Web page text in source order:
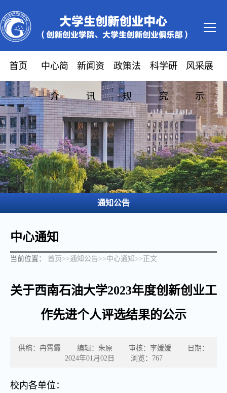
首页 中心简
介
新闻资
讯
政策法
规
科学研
究
风采展
示
通知公告
中心通知
当前位置： 首页 >>通知公告>>中心通知 >> 正文
关于西南石油大学2023年度创新创业工
作先进个人评选结果的公示
供稿：冉霄霞 编辑：朱原 审核：李媛媛 日期：
2024年01月02日 浏览： 767
校内各单位：